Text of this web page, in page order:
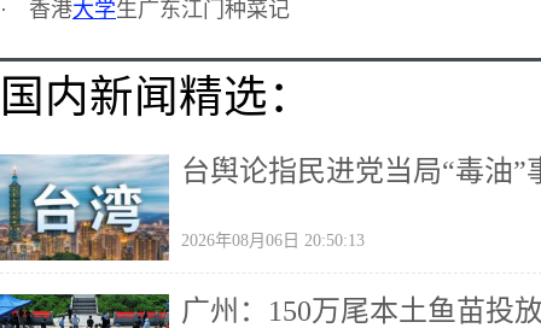
· 香港大学生广东江门种菜记
国内新闻精选：
台舆论指民进党当局“毒油
2026年08月06日 20:50:13
广州：150万尾本土鱼苗投